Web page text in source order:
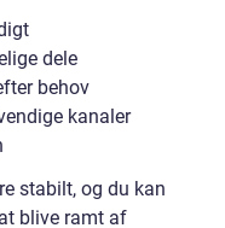
dele
behov
kanaler
stabilt, og du kan
blive ramt af